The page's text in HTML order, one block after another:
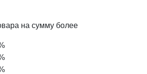
на сумму более